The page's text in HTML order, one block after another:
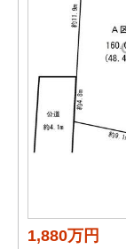
1,880万円